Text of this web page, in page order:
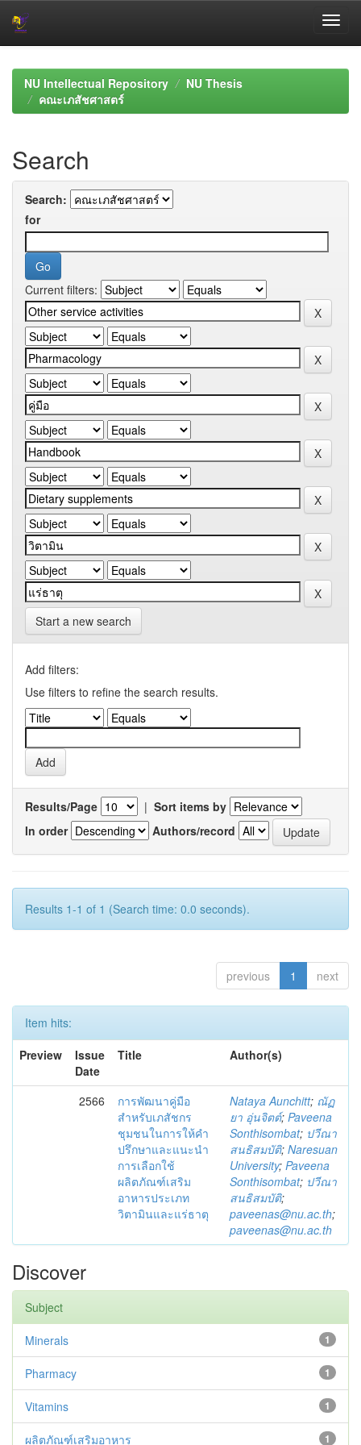
navigationNU Intellectual Repository
NU Thesis
คณะเภสัชศาสตร์
Search
Search:
for
Current filters:
Start a new search
Add filters:
Use filters to refine the search results.
Results/Page | Sort items by
In order
Authors/record
Results 1-1 of 1 (Search time: 0.0 seconds).
previous 1 next
Item hits:
Preview
Issue
Date
Title Author(s)
2566
การพัฒนาคู่มือ
สำหรับเภสัชกร
ชุมชนในการให้คำ
ปรึกษาและแนะนำ
การเลือกใช้
ผลิตภัณฑ์เสริม
อาหารประเภท
วิตามินและแร่ธาตุ
Nataya Aunchitt; ณัฏ
ยา อุ่นจิตต์; Paveena
Sonthisombat; ปวีณา
สนธิสมบัติ; Naresuan
University; Paveena
Sonthisombat; ปวีณา
สนธิสมบัติ;
paveenas@nu.ac.th;
paveenas@nu.ac.th
Discover
Subject
1
Minerals
1
Pharmacy
1
Vitamins
1
ผลิตภัณฑ์เสริมอาหาร